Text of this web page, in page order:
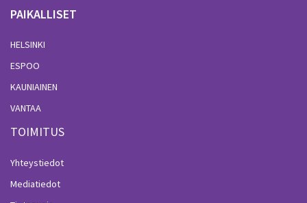
PAIKALLISET
HELSINKI
ESPOO
KAUNIAINEN
VANTAA
TOIMITUS
Yhteystiedot
Mediatiedot